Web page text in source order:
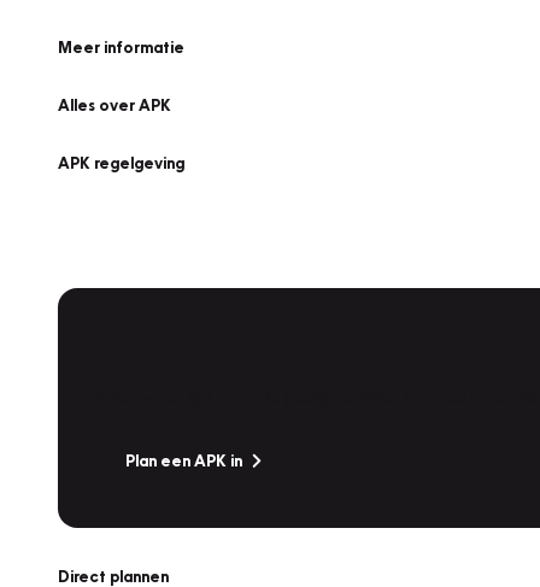
Meer informatie
Alles over APK
APK regelgeving
Plan een APK in
Direct plannen